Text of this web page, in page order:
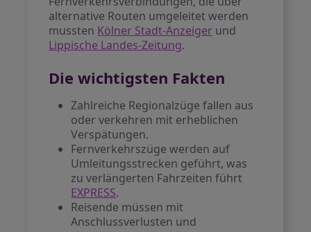
alternative Routen umgeleitet werden
mussten Kölner Stadt-Anzeiger und
Lippische Landes-Zeitung.
Die wichtigsten Fakten
Zahlreiche Regionalzüge fallen aus
oder verkehren mit erheblichen
Verspätungen.
Fernverkehrszüge werden auf
Umleitungsstrecken geführt, was
zu verlängerten Fahrzeiten führt
EXPRESS.
Reisende müssen mit
Anschlussverlusten und